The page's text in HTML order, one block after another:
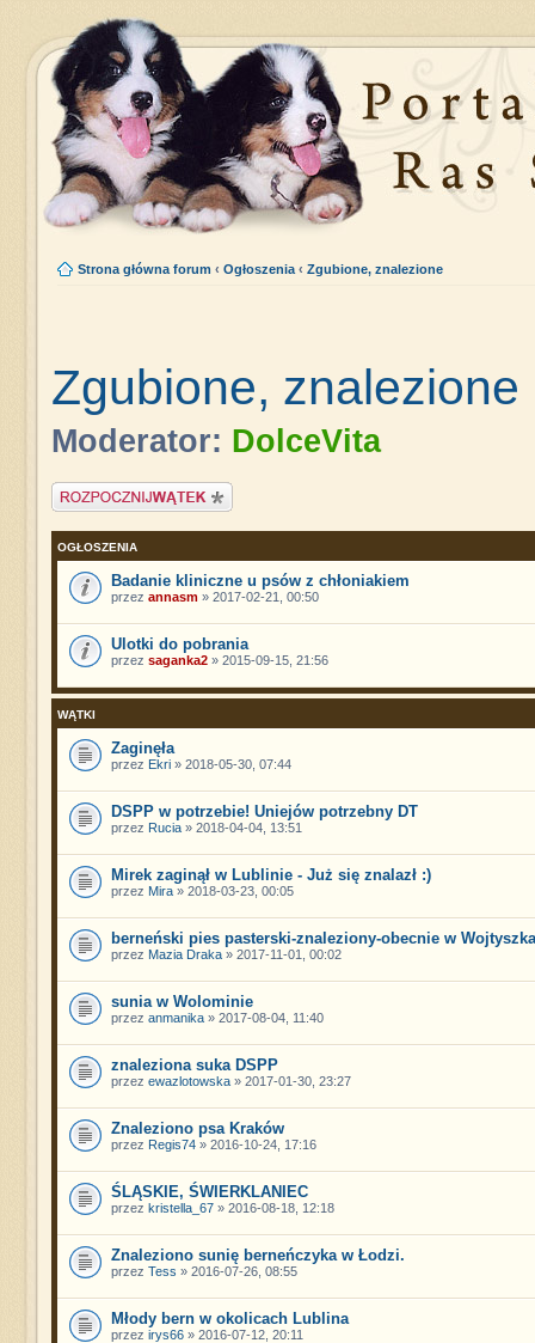
Strona główna forum ‹ Ogłoszenia ‹ Zgubione, znalezione
Zgubione, znalezione
Moderator: DolceVita
Napisz wątek
OGŁOSZENIA
Badanie kliniczne u psów z chłoniakiem
przez annasm» 2017-02-21, 00:50
Ulotki do pobrania
przez saganka2» 2015-09-15, 21:56
WĄTKI
Zaginęła
przez Ekri» 2018-05-30, 07:44
DSPP w potrzebie! Uniejów potrzebny DT
przez Rucia» 2018-04-04, 13:51
Mirek zaginął w Lublinie - Już się znalazł :)
przez Mira» 2018-03-23, 00:05
berneński pies pasterski-znaleziony-obecnie w
przez Mazia Draka» 2017-11-01, 00:02
sunia w Wolominie
przez anmanika» 2017-08-04, 11:40
znaleziona suka DSPP
przez ewazlotowska» 2017-01-30, 23:27
Znaleziono psa Kraków
przez Regis74» 2016-10-24, 17:16
ŚLĄSKIE, ŚWIERKLANIEC
przez kristella_67» 2016-08-18, 12:18
Znaleziono sunię berneńczyka w Łodzi.
przez Tess » 2016-07-26, 08:55
Młody bern w okolicach Lublina
przez irys66» 2016-07-12, 20:11